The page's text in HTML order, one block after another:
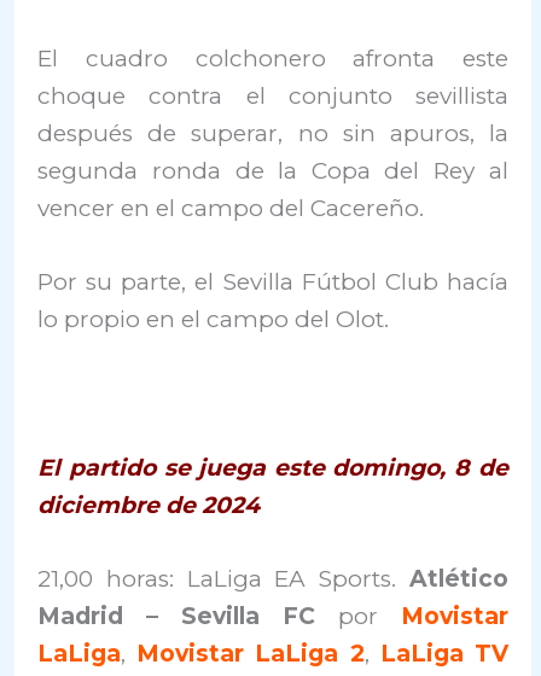
El cuadro colchonero afronta este
choque contra el conjunto sevillista
después de superar, no sin apuros, la
segunda ronda de la Copa del Rey al
vencer en el campo del Cacereño.
Por su parte, el Sevilla Fútbol Club hacía
lo propio en el campo del Olot.
El partido se juega este domingo, 8 de
diciembre de 2024
21,00 horas: LaLiga EA Sports. Atlético
Madrid – Sevilla FC por Movistar
LaLiga, Movistar LaLiga 2, LaLiga TV